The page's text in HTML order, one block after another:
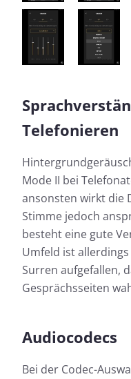
Telefonieren
Mode II bei
ansonsten wirkt die
Stimme jedoch
besteht eine gute
Umfeld ist
Surren aufgefallen,
Gesprächsseiten
Audiocodecs
Bei der Codec-